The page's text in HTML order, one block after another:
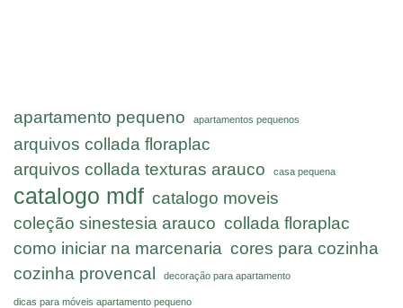
apartamento pequeno apartamentos pequenos
arquivos collada floraplac
arquivos collada texturas arauco
casa pequena
catalogo mdf catalogo moveis
coleção sinestesia arauco collada floraplac
como iniciar na marcenaria cores para cozinha
cozinha provencal
decoração para apartamento
dicas para móveis apartamento pequeno